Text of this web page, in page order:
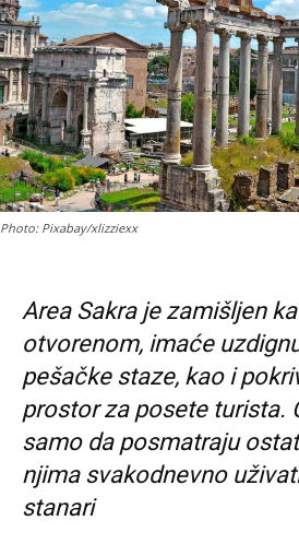
Photo: Pixabay/xlizziexx
Area Sakra je zamišljen
otvorenom, imaće
pešačke staze, kao i
prostor za posete turista.
samo da posmatraju
njima svakodnevno
stanari